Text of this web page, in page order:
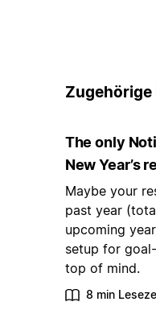
Zugehörige
The only
New Year’s
Maybe your
past year
upcoming
setup for
top of mind.
8 min